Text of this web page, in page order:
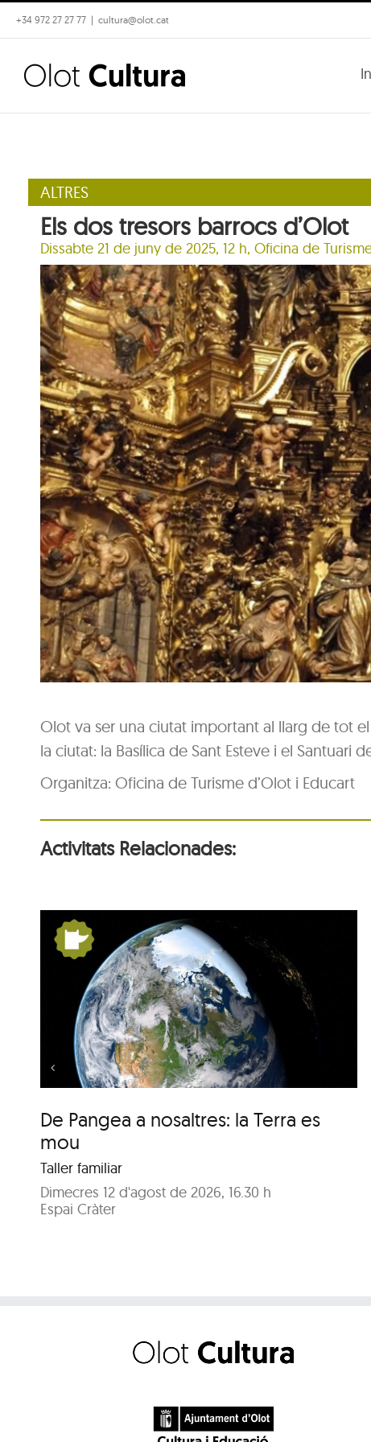
Skip
to
content
+34 972 27 27 77 | cultura@olot.cat
ALTRES
Els dos tresors barrocs d’Olot
Dissabte 21 de juny de 2025, 12 h, Oficina de
Olot va ser una ciutat important al llarg de tot
la ciutat: la Basílica de Sant Esteve i el Santuari
Organitza: Oficina de Turisme d’Olot i Educart
Activitats Relacionades:
De Pangea a nosaltres: la Terra es
mou
Taller familiar
Dimecres 12 d'agost de 2026, 16.30 h
Espai Cràter
De Pangea a nosaltres: la
Terra es mou